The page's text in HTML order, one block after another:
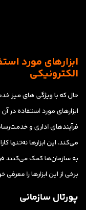
ابزارهای مورد
الکترونیکی
حال که با ویژگی های میز
ابزارهای مورد استفاده در
فرآیندهای اداری و
می‌کند. این ابزارها
به سازمان‌ها کمک می‌کنند
برخی از این ابزارها را
پورتال سازمانی